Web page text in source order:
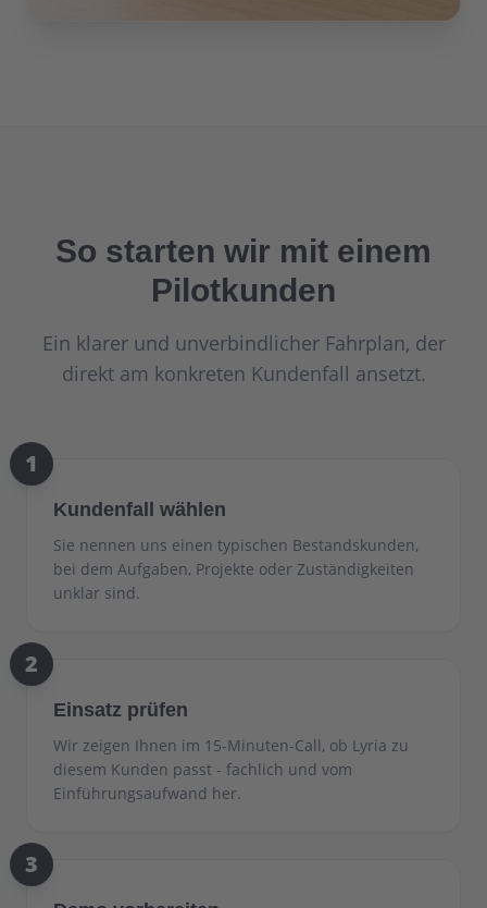
So starten wir mit einem
Pilotkunden
Ein klarer und unverbindlicher Fahrplan, der
direkt am konkreten Kundenfall ansetzt.
1
Kundenfall wählen
Sie nennen uns einen typischen Bestandskunden,
bei dem Aufgaben, Projekte oder Zuständigkeiten
unklar sind.
2
Einsatz prüfen
Wir zeigen Ihnen im 15-Minuten-Call, ob Lyria zu
diesem Kunden passt - fachlich und vom
Einführungsaufwand her.
3